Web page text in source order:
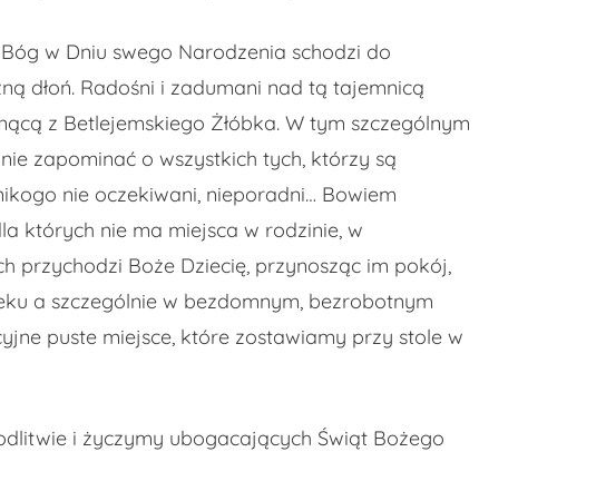
w Dniu swego Narodzenia schodzi do
dłoń. Radośni i zadumani nad tą tajemnicą
z Betlejemskiego Żłóbka. W tym szczególnym
zapominać o wszystkich tych, którzy są
nie oczekiwani, nieporadni… Bowiem
których nie ma miejsca w rodzinie, w
przychodzi Boże Dziecię, przynosząc im pokój,
a szczególnie w bezdomnym, bezrobotnym
puste miejsce, które zostawiamy przy stole w
i życzymy ubogacających Świąt Bożego